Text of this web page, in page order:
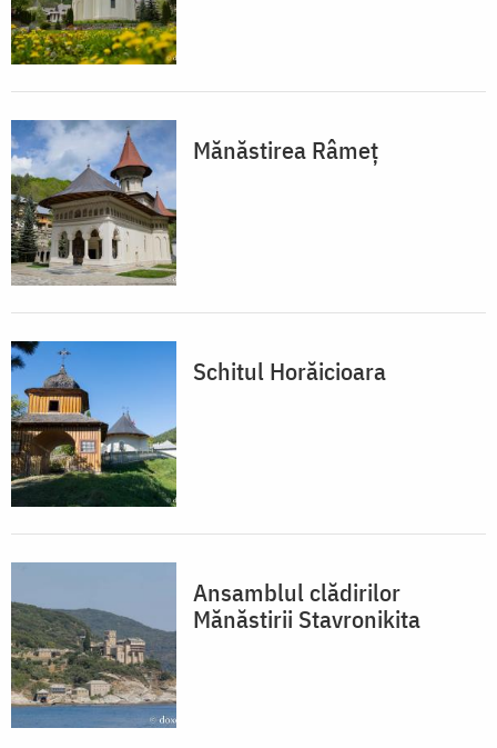
Mănăstirea Râmeț
Schitul Horăicioara
Ansamblul clădirilor
Mănăstirii Stavronikita